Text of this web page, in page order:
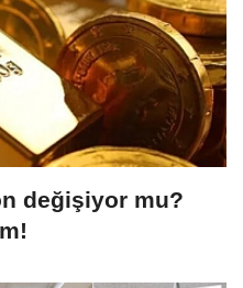
değişiyor mu?